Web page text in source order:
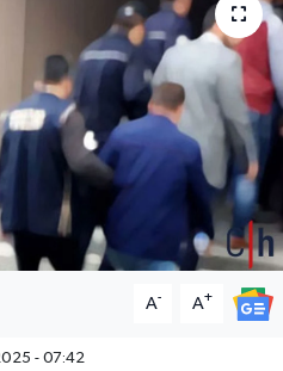
A- A+
- 07:42